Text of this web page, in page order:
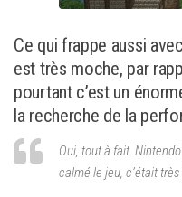
Ce qui frappe aussi
est très moche, par
pourtant c’est un
la recherche de la
Oui, tout à fait.
calmé le jeu, c’était